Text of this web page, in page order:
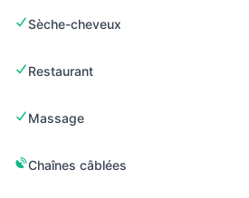
Sèche-cheveux
Restaurant
Massage
Chaînes câblées